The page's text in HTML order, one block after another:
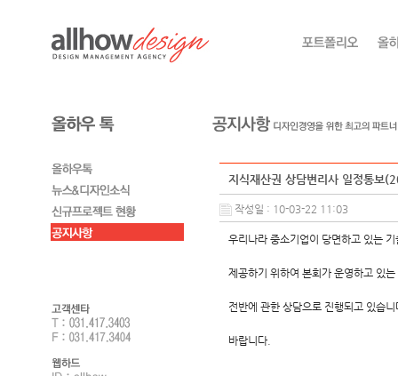
지식재산권 상담변리사 일정통보
작성일 : 10-03-22 11:03
우리나라 중소기업이 당면하고 있는
제공하기 위하여 본회가 운영하고 있
전반에 관한 상담으로 진행되고 있습
바랍니다.